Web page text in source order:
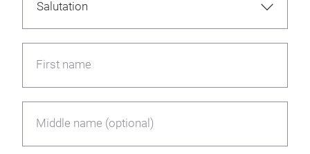
First name
Middle name (optional)